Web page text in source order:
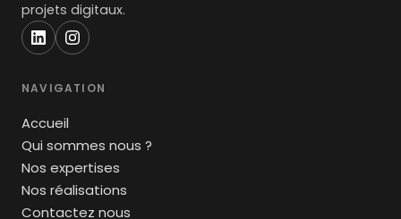
projets digitaux.
NAVIGATION
Accueil
Qui sommes nous ?
Nos expertises
Nos réalisations
Contactez nous